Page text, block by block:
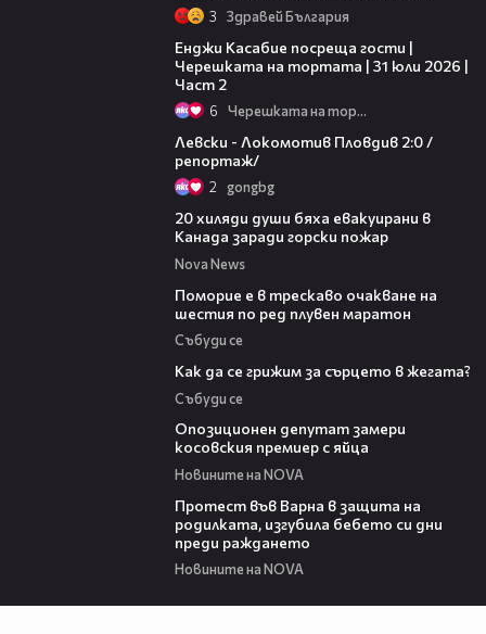
3 Здравей България
Енджи Касабие посреща гости |
Черешката на тортата | 31 юли 2026 |
Част 2
6 Черешката на тортата
Левски - Локомотив Пловдив 2:0 /
репортаж/
2 gongbg
20 хиляди души бяха евакуирани в
Канада заради горски пожар
Nova News
Поморие е в трескаво очакване на
шестия по ред плувен маратон
Събуди се
Как да се грижим за сърцето в жегата?
Събуди се
Опозиционен депутат замери
косовския премиер с яйца
Новините на NOVA
Протест във Варна в защита на
родилката, изгубила бебето си дни
преди раждането
Новините на NOVA